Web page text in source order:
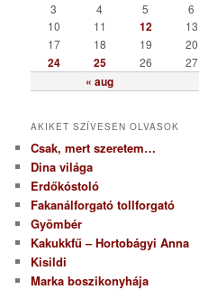
« aug
3
4 5 6
10
11 12 13
17
18 19 20
24
25 26 27
AKIKET SZÍVESEN OLVASOK
Csak, mert szeretem…
Dina világa
Erdőkóstoló
Fakanálforgató tollforgató
Gyömbér
Kakukkfű – Hortobágyi Anna
Kisildi
Marka boszikonyhája